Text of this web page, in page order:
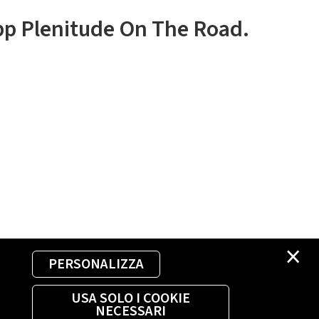
×
PERSONALIZZA
USA SOLO I COOKIE
NECESSARI
Plenitude On The Road.